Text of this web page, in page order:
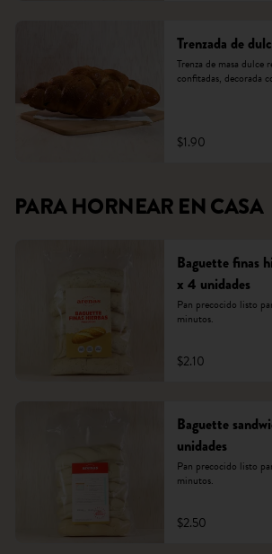
Trenzada de
Trenza de masa dulce
confitadas, decorada
$1.90
PARA HORNEAR EN CASA
Baguette finas
x 4 unidades
Pan precocido listo
minutos.
$2.10
Baguette
unidades
Pan precocido listo
minutos.
$2.50